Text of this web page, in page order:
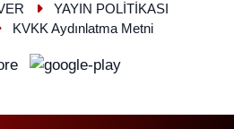
YAYIN POLİTİKASI
KVKK Aydınlatma Metni